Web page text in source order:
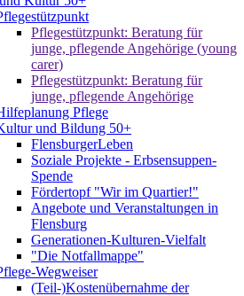
Pflegestützpunkt: Beratung für
junge, pflegende Angehörige (young
carer)
Pflegestützpunkt: Beratung für
junge, pflegende Angehörige
Pflege
und Bildung 50+
FlensburgerLeben
Soziale Projekte - Erbsensuppen-
Spende
Fördertopf "Wir im Quartier!"
Angebote und Veranstaltungen in
Flensburg
Generationen-Kulturen-Vielfalt
"Die Notfallmappe"
Wegweiser
(Teil-)Kostenübernahme der